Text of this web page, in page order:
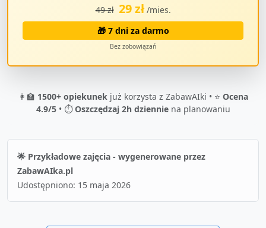
49 zł 29 zł /mies.
🎁 7 dni za darmo
Bez zobowiązań
👩‍🏫 1500+ opiekunekjuż korzysta z ZabawAIki • ⭐ Ocena
4.9/5• ⏱️Oszczędzaj 2h dzienniena planowaniu
🌟 Przykładowe zajęcia - wygenerowane przez
ZabawAIka.pl
Udostępniono: 15 maja 2026